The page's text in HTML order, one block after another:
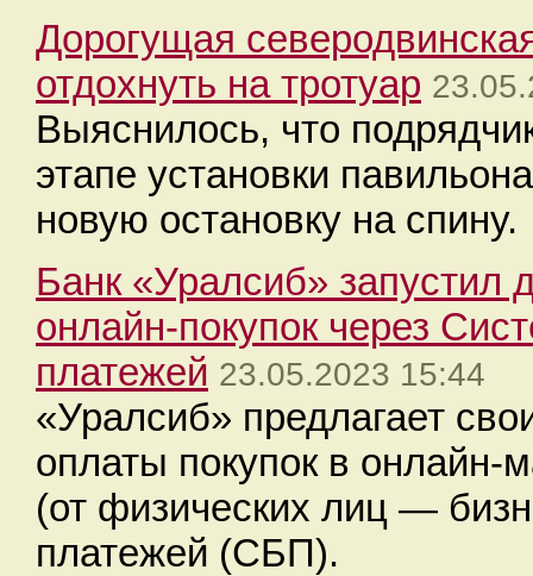
Дорогущая
отдохнуть на тротуар
Выяснилось, что
этапе установки
новую остановку на спину.
Банк «Уралсиб» запустил
онлайн-покупок через
платежей 23.05.2023 15:44
«Уралсиб» предлагает
оплаты покупок в онлайн-
(от физических лиц —
платежей (СБП).